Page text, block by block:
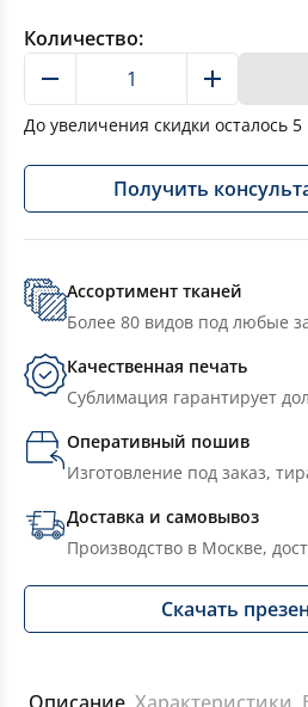
Количество:
До увеличения скидки осталось 5
Получить
Ассортимент тканей
Более 80 видов под любые
Качественная печать
Сублимация гарантирует
Оперативный пошив
Изготовление под заказ,
Доставка и самовывоз
Производство в Москве,
Скачать